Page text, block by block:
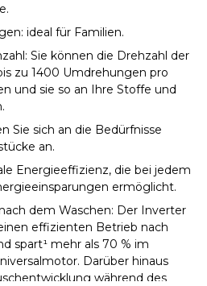
ideal für Familien.
Sie können die Drehzahl der
zu 1400 Umdrehungen pro
und sie so an Ihre Stoffe und
Sie sich an die Bedürfnisse
an.
Energieeffizienz, die bei jedem
ermöglicht.
dem Waschen: Der Inverter
effizienten Betrieb nach
spart¹ mehr als 70 % im
Darüber hinaus
während des